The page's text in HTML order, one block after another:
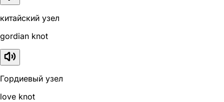
китайский узел
gordian knot
Гордиевый узел
love knot